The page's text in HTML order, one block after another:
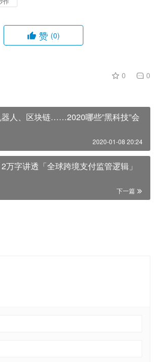
赞 (0)
0 0
人、区块链……2020哪些”黑科技”会
2020-01-08 20:24
万字讲透「全球跨境支付监管逻辑」
下一篇